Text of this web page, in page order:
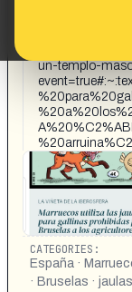
Bruselas a los
vineta-de-la-
profanacion-
un-templo-
CATEGORIES:
España ·
· Bruselas ·